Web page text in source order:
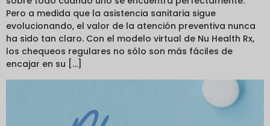
Pero a medida que la asistencia sanitaria sigue
evolucionando, el valor de la atención preventiva nunca
ha sido tan claro. Con el modelo virtual de Nu Health Rx,
los chequeos regulares no sólo son más fáciles de
encajar en su [...]